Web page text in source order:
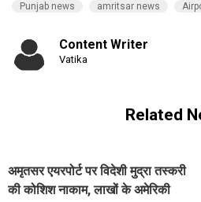
Punjab news amritsar news
Content Writer
Vatika
Related
अमृतसर एयरपोर्ट पर विदेशी मुद्रा तस्करी
की कोशिश नाकाम, लाखों के अमेरिकी